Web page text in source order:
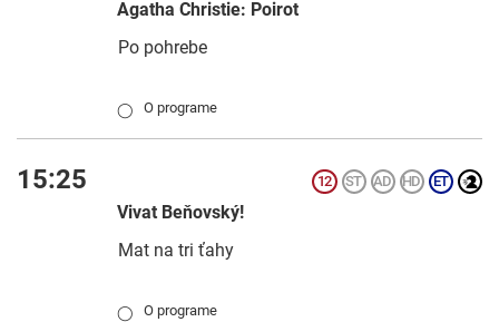
Agatha Christie: Poirot
Po pohrebe
◯ O programe
15:25
Vivat Beňovský!
Mat na tri ťahy
◯ O programe